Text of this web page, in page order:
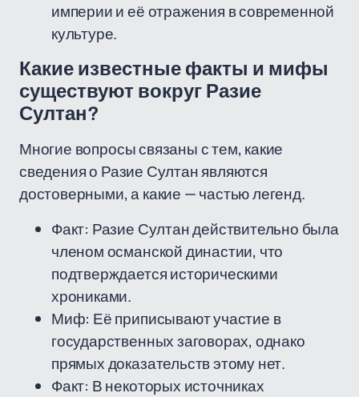
империи и её отражения в современной
культуре.
Какие известные факты и мифы
существуют вокруг Разие
Султан?
Многие вопросы связаны с тем, какие
сведения о Разие Султан являются
достоверными, а какие — частью легенд.
Факт: Разие Султан действительно была
членом османской династии, что
подтверждается историческими
хрониками.
Миф: Её приписывают участие в
государственных заговорах, однако
прямых доказательств этому нет.
Факт: В некоторых источниках